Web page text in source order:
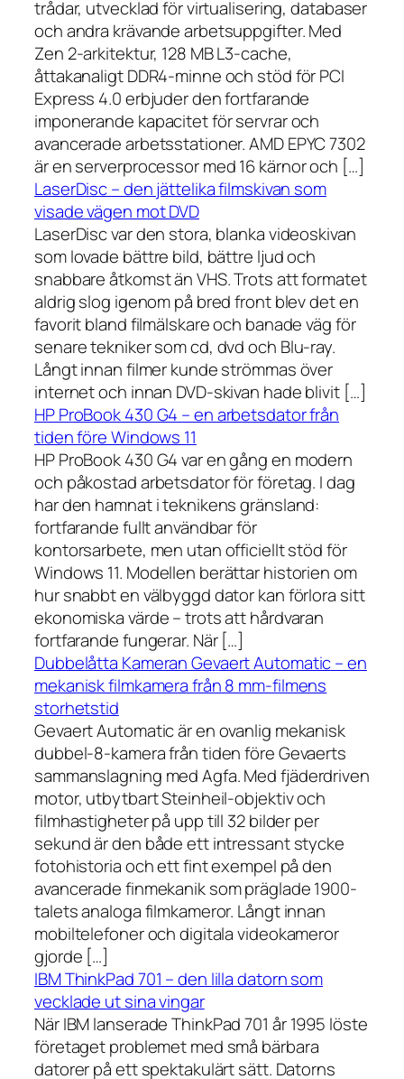
trådar, utvecklad för virtualisering, databaser
och andra krävande arbetsuppgifter. Med
Zen 2-arkitektur, 128 MB L3-cache,
åttakanaligt DDR4-minne och stöd för PCI
Express 4.0 erbjuder den fortfarande
imponerande kapacitet för servrar och
avancerade arbetsstationer. AMD EPYC 7302
är en serverprocessor med 16 kärnor och […]
LaserDisc – den jättelika filmskivan som
visade vägen mot DVD
LaserDisc var den stora, blanka videoskivan
som lovade bättre bild, bättre ljud och
snabbare åtkomst än VHS. Trots att formatet
aldrig slog igenom på bred front blev det en
favorit bland filmälskare och banade väg för
senare tekniker som cd, dvd och Blu-ray.
Långt innan filmer kunde strömmas över
internet och innan DVD-skivan hade blivit […]
HP ProBook 430 G4 – en arbetsdator från
tiden före Windows 11
HP ProBook 430 G4 var en gång en modern
och påkostad arbetsdator för företag. I dag
har den hamnat i teknikens gränsland:
fortfarande fullt användbar för
kontorsarbete, men utan officiellt stöd för
Windows 11. Modellen berättar historien om
hur snabbt en välbyggd dator kan förlora sitt
ekonomiska värde – trots att hårdvaran
fortfarande fungerar. När […]
Dubbelåtta Kameran Gevaert Automatic – en
mekanisk filmkamera från 8 mm-filmens
storhetstid
Gevaert Automatic är en ovanlig mekanisk
dubbel-8-kamera från tiden före Gevaerts
sammanslagning med Agfa. Med fjäderdriven
motor, utbytbart Steinheil-objektiv och
filmhastigheter på upp till 32 bilder per
sekund är den både ett intressant stycke
fotohistoria och ett fint exempel på den
avancerade finmekanik som präglade 1900-
talets analoga filmkameror. Långt innan
mobiltelefoner och digitala videokameror
gjorde […]
IBM ThinkPad 701 – den lilla datorn som
vecklade ut sina vingar
När IBM lanserade ThinkPad 701 år 1995 löste
företaget problemet med små bärbara
datorer på ett spektakulärt sätt. Datorns